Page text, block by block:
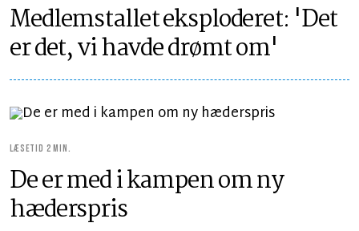
Medlemstallet eksploderet: 'Det
er det, vi havde drømt om'
LÆSETID 2 MIN.
De er med i kampen om ny
hæderspris